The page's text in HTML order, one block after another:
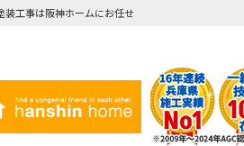
装工事は阪神ホームにお任せ